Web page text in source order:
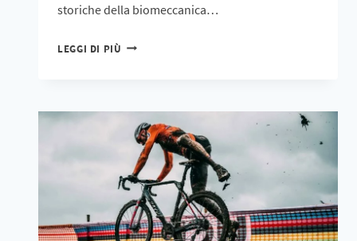
storiche della biomeccanica…
LEGGI DI PIÙ